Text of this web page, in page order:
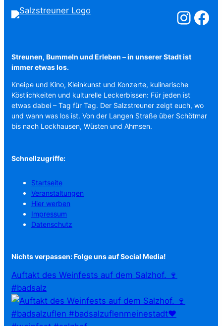
Salzstreuner
Streunen, Bummeln und Erleben – in unserer Stadt ist
immer etwas los.
Kneipe und Kino, Kleinkunst und Konzerte, kulinarische
Köstlichkeiten und kulturelle Leckerbissen: Für jeden ist
etwas dabei – Tag für Tag. Der Salzstreuner zeigt euch, wo
und wann was los ist. Von der Langen Straße über Schötmar
bis nach Lockhausen, Wüsten und Ahmsen.
Schnellzugriffe:
Startseite
Veranstaltungen
Hier werben
Impressum
Datenschutz
Nichts verpassen: Folge uns auf Social Media!
Auftakt des Weinfests auf dem Salzhof. 🍷
#badsalz